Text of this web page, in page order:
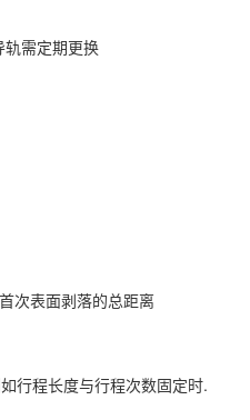
需定期更换‌
次表面剥落的总距离
行程长度与行程次数固定时.